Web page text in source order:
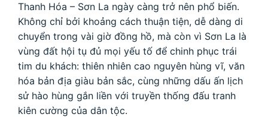
Thanh Hóa – Sơn La ngày càng trở nên phổ biến.
Không chỉ bởi khoảng cách thuận tiện, dễ dàng di
chuyển trong vài giờ đồng hồ, mà còn vì Sơn La là
vùng đất hội tụ đủ mọi yếu tố để chinh phục trái
tim du khách: thiên nhiên cao nguyên hùng vĩ, văn
hóa bản địa giàu bản sắc, cùng những dấu ấn lịch
sử hào hùng gắn liền với truyền thống đấu tranh
kiên cường của dân tộc.